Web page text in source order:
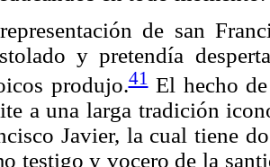
de san
y pretendía
produjo.41El hecho de
a una larga tradición
Javier, la cual tiene
testigo y vocero de la